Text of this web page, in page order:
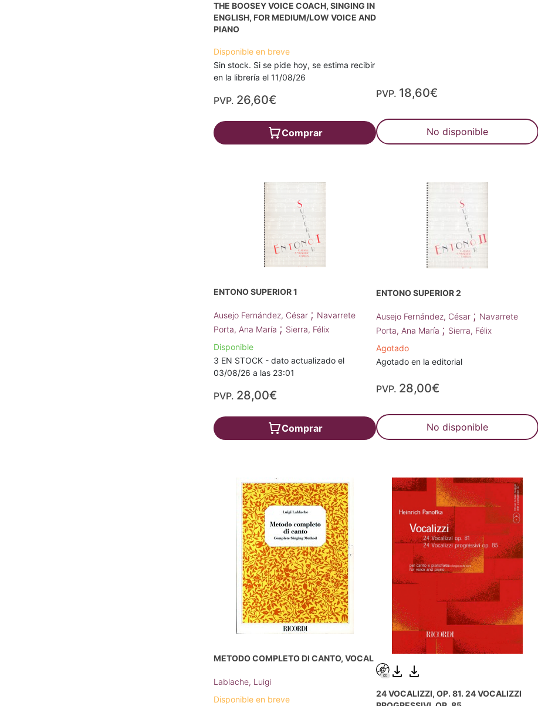
THE BOOSEY VOICE COACH, SINGING IN
ENGLISH, FOR MEDIUM/LOW VOICE AND
PIANO
Disponible en breve
Sin stock. Si se pide hoy, se estima recibir
en la librería el 11/08/26
PVP. 26,60€
Comprar
PVP. 18,60€
No disponible
ENTONO SUPERIOR 1
Ausejo Fernández, César ; Navarrete
Porta, Ana María ; Sierra, Félix
Disponible
3 EN STOCK - dato actualizado el
03/08/26 a las 23:01
PVP. 28,00€
Comprar
ENTONO SUPERIOR 2
Ausejo Fernández, César ; Navarrete
Porta, Ana María ; Sierra, Félix
Agotado
Agotado en la editorial
PVP. 28,00€
No disponible
METODO COMPLETO DI CANTO, VOCAL
Lablache, Luigi
Disponible en breve
24 VOCALIZZI, OP. 81. 24 VOCALIZZI